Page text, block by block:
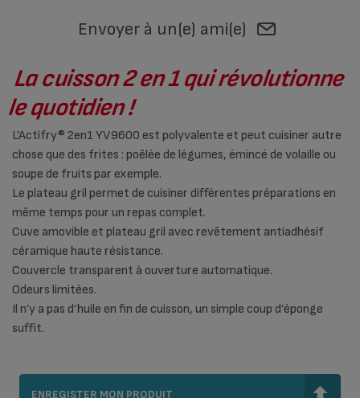
Envoyer à un(e) ami(e)
La cuisson 2 en 1 qui révolutionne
le quotidien !
L’Actifry® 2en1 YV9600 est polyvalente et peut cuisiner autre
chose que des frites : poêlée de légumes, émincé de volaille ou
soupe de fruits par exemple.
Le plateau gril permet de cuisiner différentes préparations en
même temps pour un repas complet.
Cuve amovible et plateau gril avec revêtement antiadhésif
céramique haute résistance.
Couvercle transparent à ouverture automatique.
Odeurs limitées.
Il n’y a pas d’huile en fin de cuisson, un simple coup d’éponge
suffit.
ENREGISTER MON PRODUIT